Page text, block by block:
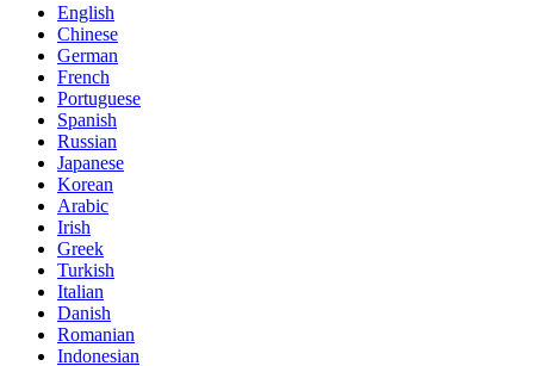
English
Chinese
German
French
Portuguese
Spanish
Russian
Japanese
Korean
Arabic
Irish
Greek
Turkish
Italian
Danish
Romanian
Indonesian